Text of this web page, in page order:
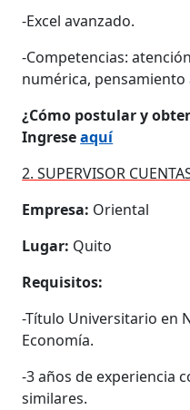
-Excel avanzado.
-Competencias:
numérica,
¿Cómo postular y
Ingreseaquí
2. SUPERVISOR
Empresa: Oriental
Lugar: Quito
Requisitos:
-Título Universitario en
Economía.
-3 años de experiencia
similares.